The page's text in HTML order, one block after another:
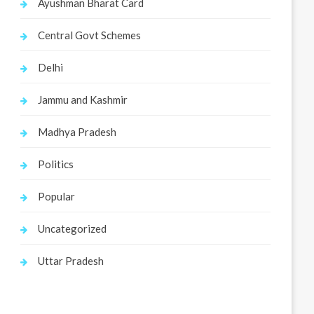
Ayushman Bharat Card
Central Govt Schemes
Delhi
Jammu and Kashmir
Madhya Pradesh
Politics
Popular
Uncategorized
Uttar Pradesh